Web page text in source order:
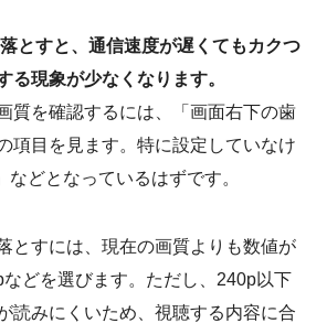
とすと、通信速度が遅くてもカクつ
る現象が少なくなります。
質を確認するには、「画面右下の歯
項目を見ます。特に設定していなけ
どとなっているはずです。
とすには、現在の画質よりも数値が
どを選びます。ただし、240p以下
読みにくいため、視聴する内容に合